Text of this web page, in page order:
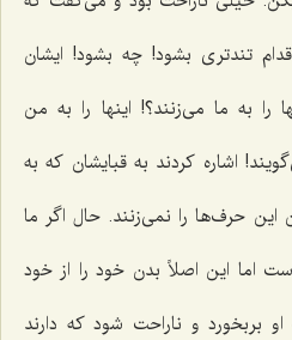
تندترى بشود! چه بشود! ایشان
را به ما مى‌زنند؟! اینها را به من
اشاره کردند به قبایشان که به
این حرف‌ها را نمى‌زنند. حال اگر ما
اما این اصلاً بدن خود را از خود
او بربخورد و ناراحت شود که دارند